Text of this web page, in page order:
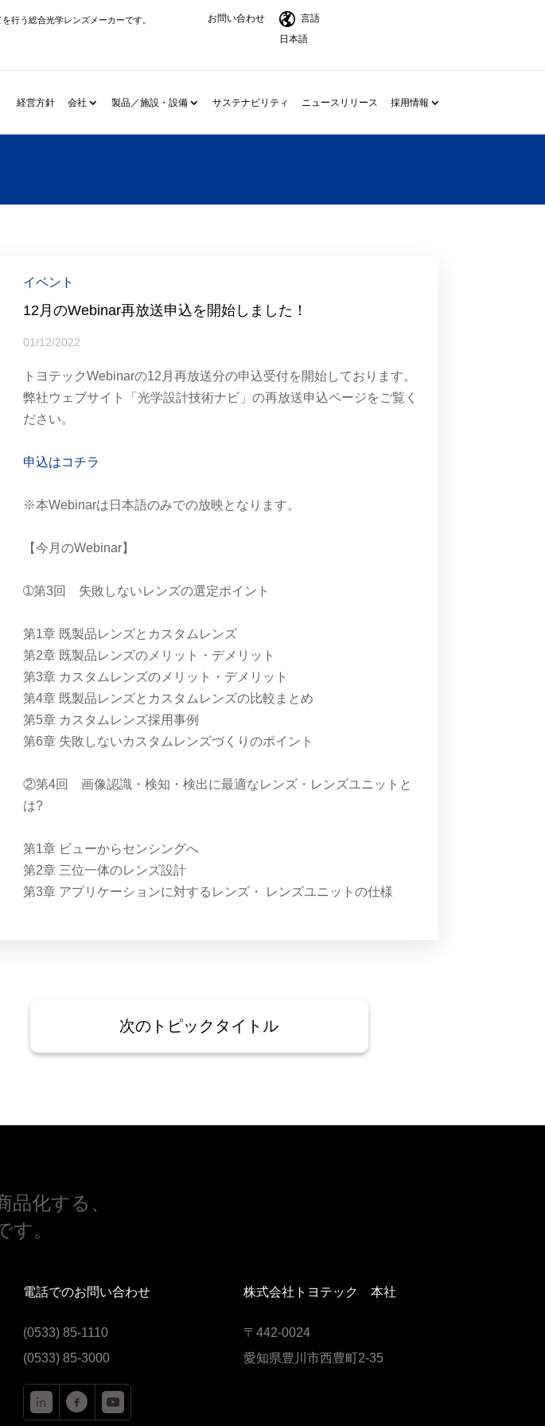
行う総合光学レンズメーカーです。 お問い合わせ
言語
日本語
経営方針 会社 製品／施設・設備 サステナビリティ ニュースリリース 採用情報
イベント
12月のWebinar再放送申込を開始しました！
01/12/2022
トヨテックWebinarの12月再放送分の申込受付を開始しております。
弊社ウェブサイト「光学設計技術ナビ」の再放送申込ページをご覧く
ださい。
申込はコチラ
※本Webinarは日本語のみでの放映となります。
【今月のWebinar】
➀第3回 失敗しないレンズの選定ポイント
第1章 既製品レンズとカスタムレンズ
第2章 既製品レンズのメリット・デメリット
第3章 カスタムレンズのメリット・デメリット
第4章 既製品レンズとカスタムレンズの比較まとめ
第5章 カスタムレンズ採用事例
第6章 失敗しないカスタムレンズづくりのポイント
②第4回 画像認識・検知・検出に最適なレンズ・レンズユニットと
は?
第1章 ビューからセンシングへ
第2章 三位一体のレンズ設計
第3章 アプリケーションに対するレンズ・ レンズユニットの仕様
次のトピックタイトル
化する、
。
電話でのお問い合わせ
(0533) 85-1110
(0533) 85-3000
株式会社トヨテック 本社
〒442-0024
愛知県豊川市西豊町2-35